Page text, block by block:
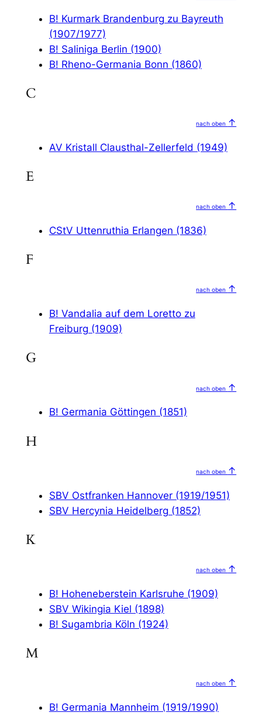
B! Kurmark Brandenburg zu Bayreuth
(1907/1977)
B! Saliniga Berlin (1900)
B! Rheno-Germania Bonn (1860)
C
nach oben ↑
AV Kristall Clausthal-Zellerfeld (1949)
E
nach oben ↑
CStV Uttenruthia Erlangen (1836)
F
nach oben ↑
B! Vandalia auf dem Loretto zu
Freiburg (1909)
G
nach oben ↑
B! Germania Göttingen (1851)
H
nach oben ↑
SBV Ostfranken Hannover (1919/1951)
SBV Hercynia Heidelberg (1852)
K
nach oben ↑
B! Hoheneberstein Karlsruhe (1909)
SBV Wikingia Kiel (1898)
B! Sugambria Köln (1924)
M
nach oben ↑
B! Germania Mannheim (1919/1990)